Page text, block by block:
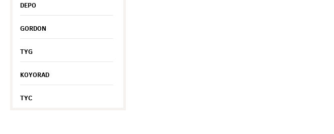
DEPO
GORDON
TYG
KOYORAD
TYC